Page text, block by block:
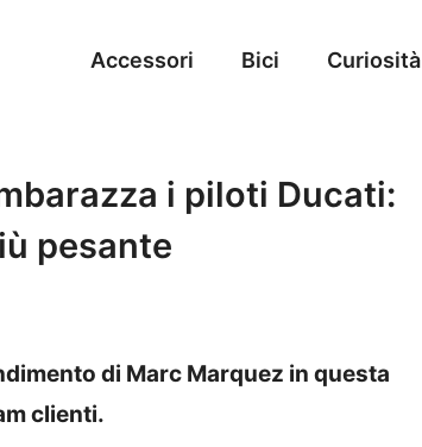
Accessori Bici Curiosità
i piloti Ducati:
pesante
di Marc Marquez in questa
clienti.